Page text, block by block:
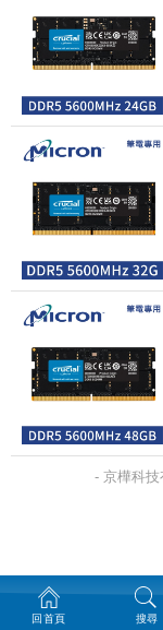
- 京樺科
回首頁 搜尋